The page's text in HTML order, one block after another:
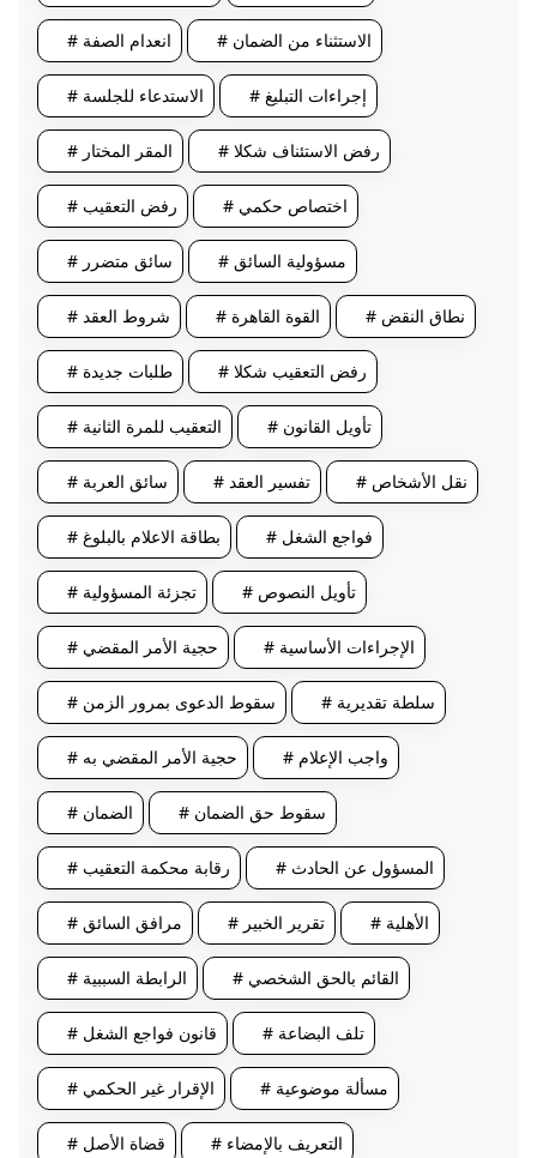
# انعدام الصفة # الاستثناء من الضمان
# الاستدعاء للجلسة # إجراءات التبليغ
# المقر المختار # رفض الاستئناف شكلا
# رفض التعقيب # اختصاص حكمي
# سائق متضرر # مسؤولية السائق
# شروط العقد # القوة القاهرة # نطاق النقض
# طلبات جديدة # رفض التعقيب شكلا
# التعقيب للمرة الثانية # تأويل القانون
# سائق العربة # تفسير العقد # نقل الأشخاص
# بطاقة الاعلام بالبلوغ # فواجع الشغل
# تجزئة المسؤولية # تأويل النصوص
# حجية الأمر المقضي # الإجراءات الأساسية
# سقوط الدعوى بمرور الزمن # سلطة تقديرية
# حجية الأمر المقضي به # واجب الإعلام
# الضمان # سقوط حق الضمان
# رقابة محكمة التعقيب # المسؤول عن الحادث
# مرافق السائق # تقرير الخبير # الأهلية
# الرابطة السببية # القائم بالحق الشخصي
# قانون فواجع الشغل # تلف البضاعة
# الإقرار غير الحكمي # مسألة موضوعية
# قضاة الأصل # التعريف بالإمضاء